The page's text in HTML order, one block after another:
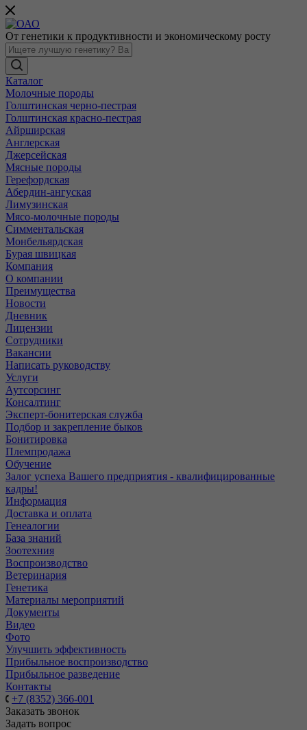
От генетики к продуктивности и экономическому росту
Каталог
Молочные породы
Голштинская черно-пестрая
Голштинская красно-пестрая
Айрширская
Англерская
Джерсейская
Мясные породы
Герефордская
Абердин-ангуская
Лимузинская
Мясо-молочные породы
Симментальская
Монбельярдская
Бурая швицкая
Компания
О компании
Преимущества
Новости
Дневник
Лицензии
Сотрудники
Вакансии
Написать руководству
Услуги
Аутсорсинг
Консалтинг
Эксперт-бонитерская служба
Подбор и закрепление быков
Бонитировка
Племпродажа
Обучение
Залог успеха Вашего предприятия - квалифицированные
кадры!
Информация
Доставка и оплата
Генеалогии
База знаний
Зоотехния
Воспроизводство
Ветеринария
Генетика
Материалы мероприятий
Документы
Видео
Фото
Улучшить эффективность
Прибыльное воспроизводство
Прибыльное разведение
Контакты
+7 (8352) 366-001
Заказать звонок
Задать вопрос